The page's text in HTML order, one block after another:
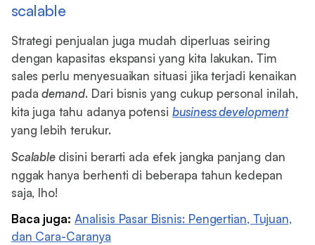
scalable
Strategi penjualan juga mudah diperluas seiring
dengan kapasitas ekspansi yang kita lakukan. Tim
sales perlu menyesuaikan situasi jika terjadi kenaikan
padademand. Dari bisnis yang cukup personal inilah,
kita juga tahu adanya potensi business development
yang lebih terukur.
Scalable disini berarti ada efek jangka panjang dan
nggak hanya berhenti di beberapa tahun kedepan
saja, lho!
Baca juga:Analisis Pasar Bisnis: Pengertian, Tujuan,
dan Cara-Caranya